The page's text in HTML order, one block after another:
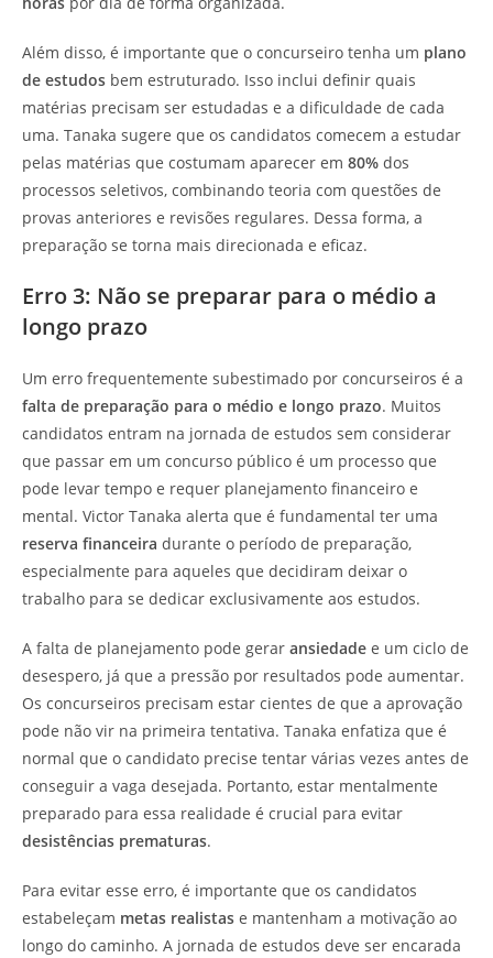
Além disso, é importante que o concurseiro tenha um plano
de estudos bem estruturado. Isso inclui definir quais
matérias precisam ser estudadas e a dificuldade de cada
uma. Tanaka sugere que os candidatos comecem a estudar
pelas matérias que costumam aparecer em 80% dos
processos seletivos, combinando teoria com questões de
provas anteriores e revisões regulares. Dessa forma, a
preparação se torna mais direcionada e eficaz.
Erro 3: Não se preparar para o médio a
longo prazo
Um erro frequentemente subestimado por concurseiros é a
falta de preparação para o médio e longo prazo. Muitos
candidatos entram na jornada de estudos sem considerar
que passar em um concurso público é um processo que
pode levar tempo e requer planejamento financeiro e
mental. Victor Tanaka alerta que é fundamental ter uma
reserva financeira durante o período de preparação,
especialmente para aqueles que decidiram deixar o
trabalho para se dedicar exclusivamente aos estudos.
A falta de planejamento pode gerar ansiedade e um ciclo de
desespero, já que a pressão por resultados pode aumentar.
Os concurseiros precisam estar cientes de que a aprovação
pode não vir na primeira tentativa. Tanaka enfatiza que é
normal que o candidato precise tentar várias vezes antes de
conseguir a vaga desejada. Portanto, estar mentalmente
preparado para essa realidade é crucial para evitar
desistências prematuras.
Para evitar esse erro, é importante que os candidatos
estabeleçam metas realistas e mantenham a motivação ao
longo do caminho. A jornada de estudos deve ser encarada